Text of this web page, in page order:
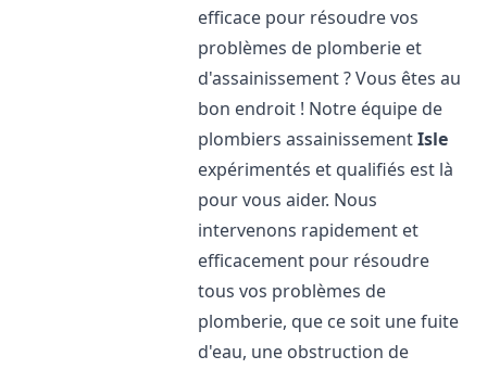
efficace pour résoudre vos
problèmes de plomberie et
d'assainissement ? Vous êtes au
bon endroit ! Notre équipe de
plombiers assainissementIsle
expérimentés et qualifiés est là
pour vous aider. Nous
intervenons rapidement et
efficacement pour résoudre
tous vos problèmes de
plomberie, que ce soit une fuite
d'eau, une obstruction de